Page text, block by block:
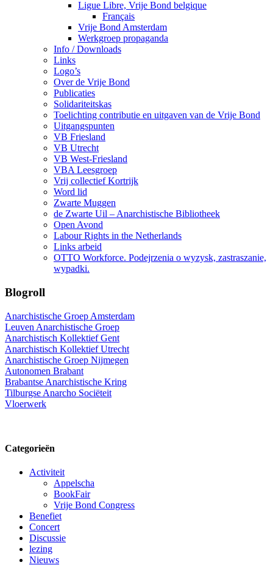
Ligue Libre, Vrije Bond belgique
Français
Vrije Bond Amsterdam
Werkgroep propaganda
Info / Downloads
Links
Logo’s
Over de Vrije Bond
Publicaties
Solidariteitskas
Toelichting contributie en uitgaven van de Vrije Bond
Uitgangspunten
VB Friesland
VB Utrecht
VB West-Friesland
VBA Leesgroep
Vrij collectief Kortrijk
Word lid
Zwarte Muggen
de Zwarte Uil – Anarchistische Bibliotheek
Open Avond
Labour Rights in the Netherlands
Links arbeid
OTTO Workforce. Podejrzenia o wyzysk, zastraszanie,
wypadki.
Blogroll
Anarchistische Groep Amsterdam
Leuven Anarchistische Groep
Anarchistisch Kollektief Gent
Anarchistisch Kollektief Utrecht
Anarchistische Groep Nijmegen
Autonomen Brabant
Brabantse Anarchistische Kring
Tilburgse Anarcho Sociëteit
Vloerwerk
Categorieën
Activiteit
Appelscha
BookFair
Vrije Bond Congress
Benefiet
Concert
Discussie
lezing
Nieuws